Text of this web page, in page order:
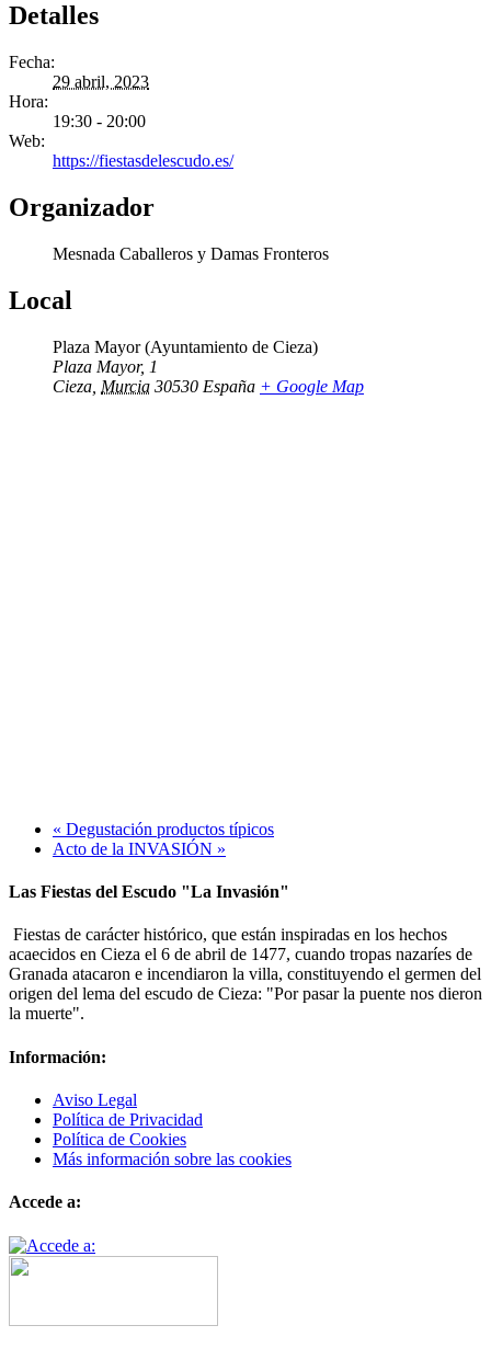
Detalles
Fecha:
29 abril, 2023
Hora:
19:30 - 20:00
Web:
https://fiestasdelescudo.es/
Organizador
Mesnada Caballeros y Damas Fronteros
Local
Plaza Mayor (Ayuntamiento de Cieza)
Plaza Mayor, 1
Cieza Murcia 30530 España + Google Map
« Degustación productos típicos
Acto de la INVASIÓN »
Las Fiestas del Escudo "La Invasión"
Fiestas de carácter histórico, que están inspiradas en los hechos
acaecidos en Cieza el 6 de abril de 1477, cuando tropas nazaríes de
Granada atacaron e incendiaron la villa, constituyendo el germen del
origen del lema del escudo de Cieza: "Por pasar la puente nos dieron
la muerte".
Información:
Aviso Legal
Política de Privacidad
Política de Cookies
Más información sobre las cookies
Accede a: